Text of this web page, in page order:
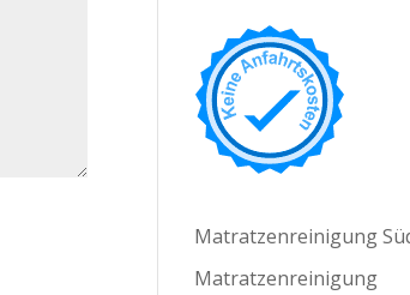
Matratzenreinigung
Matratzenreinigung